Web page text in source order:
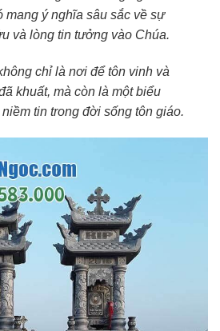
mang ý nghĩa sâu sắc về sự
và lòng tin tưởng vào Chúa.
chỉ là nơi để tôn vinh và
khuất, mà còn là một biểu
tin trong đời sống tôn giáo.